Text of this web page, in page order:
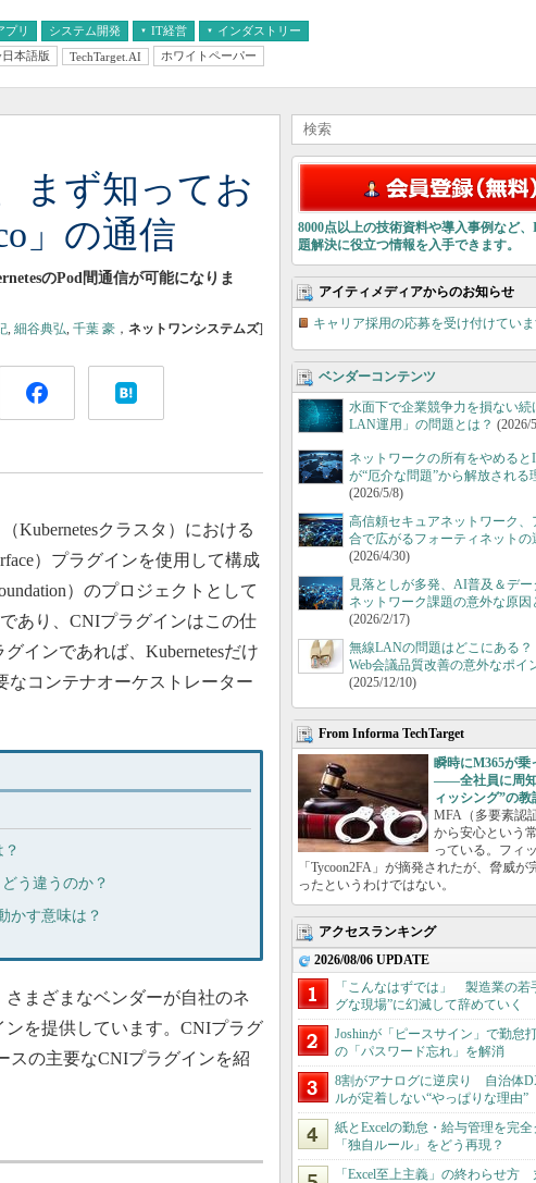
プリ システム開発 IT経営 インダストリー
療IT
日本語版 TechTarget.AI ホワイトペーパー
まず知ってお
」の通信
のPod間通信が可能になりま
, 細谷典弘, 千葉 豪 ， ネットワンシステムズ]
Kubernetesクラスタ）における
）プラグインを使用して構成
）のプロジェクトとして
あり、CNIプラグインはこの仕
インであれば、Kubernetesだけ
なコンテナオーケストレーター
う違うのか？
かす意味は？
まざまなベンダーが自社のネ
を提供しています。CNIプラグ
スの主要なCNIプラグインを紹
8000点以上の技術資料や導入事例など
題解決に役立つ情報を入手できます。
アイティメディアからのお知らせ
キャリア採用の応募を受け付けてい
ベンダーコンテンツ
水面下で企業競争力を損ない続
LAN運用」の問題とは？ (2026/
ネットワークの所有をやめると
が“厄介な問題”から解放される
(2026/5/8)
高信頼セキュアネットワーク、
合で広がるフォーティネットの
(2026/4/30)
見落としが多発、AI普及＆デー
ネットワーク課題の意外な原因
(2026/2/17)
無線LANの問題はどこにある
Web会議品質改善の意外なポイ
(2025/12/10)
From Informa TechTarget
瞬時にM365が乗
――全社員に周知
ィッシング”の教
MFA（多要素認
から安心という
っている。フィ
「Tycoon2FA」が摘発されたが、脅威が
ったというわけではない。
アクセスランキング
2026/08/06 UPDATE
「こんなはずでは」 製造業の若
グな現場”に幻滅して辞めていく
Joshinが「ピースサイン」で勤怠
の「パスワード忘れ」を解消
8割がアナログに逆戻り 自治体
ルが定着しない“やっぱりな理由”
紙とExcelの勤怠・給与管理を完
「独自ルール」をどう再現？
「Excel至上主義」の終わらせ方